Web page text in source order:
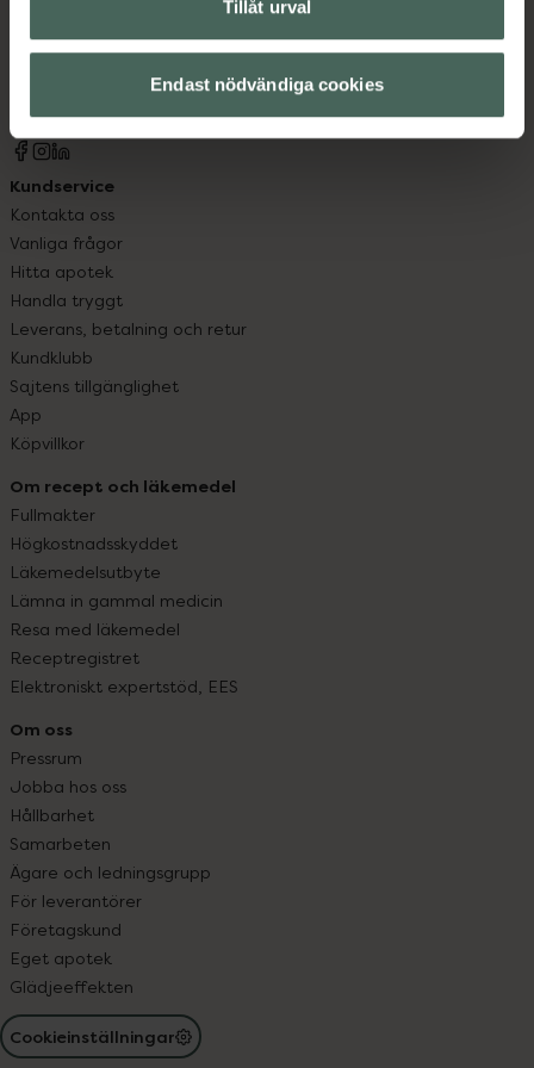
Tillåt urval
Endast nödvändiga cookies
Kronans Apotek finns här för dig. Du hittar oss från Skåne i
syd till Lappland i norr, och online i mobilen och på
hjälpa just dig att må lite bättre. Välkommen att prata
med oss.
Kundservice
Kontakta oss
Vanliga frågor
Hitta apotek
Handla tryggt
Leverans, betalning och retur
Kundklubb
Sajtens tillgänglighet
App
Köpvillkor
Om recept och läkemedel
Fullmakter
Högkostnadsskyddet
Läkemedelsutbyte
Lämna in gammal medicin
Resa med läkemedel
Receptregistret
Elektroniskt expertstöd, EES
Om oss
Pressrum
Jobba hos oss
Hållbarhet
Samarbeten
Ägare och ledningsgrupp
För leverantörer
Företagskund
Eget apotek
Glädjeeffekten
Cookieinställningar